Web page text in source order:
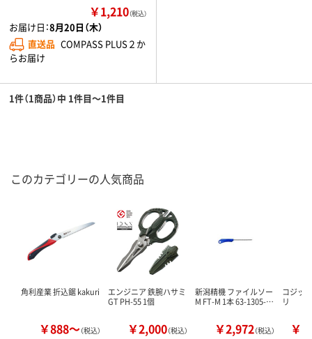
￥1,210（税込）
お届け日：8月20日（木）
直送品 COMPASS PLUS２か
らお届け
1件（1商品）中 1件目～1件目
このカテゴリーの人気商品
角利産業 折込鋸 kakuri
￥888～（税込）
エンジニア 鉄腕ハサミ
GT PH-55 1個
￥2,000（税込）
新潟精機 ファイルソー
M FT-M 1本 63-1305-…
￥2,972（税込）
コジッ
リ
￥